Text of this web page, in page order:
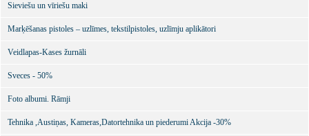
Sieviešu un vīriešu maki
Marķēšanas pistoles – uzlīmes, tekstilpistoles, uzlīmju aplikātori
Veidlapas-Kases žurnāli
Sveces - 50%
Foto albumi. Rāmji
Tehnika ,Austiņas, Kameras,Datortehnika un piederumi Akcija -30%